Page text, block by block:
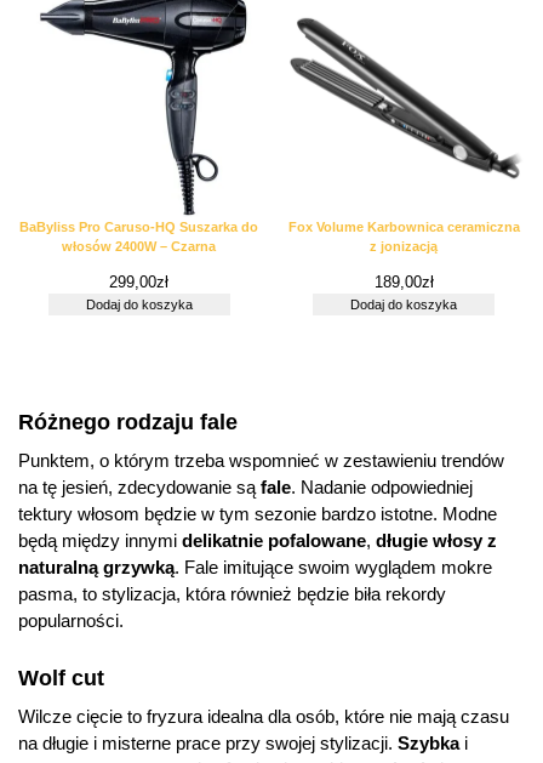
BaByliss Pro Caruso-HQ Suszarka do
włosów 2400W – Czarna
299,00zł
Dodaj do koszyka
Fox Volume Karbownica ceramiczna
z jonizacją
189,00zł
Dodaj do koszyka
Różnego rodzaju fale
Punktem, o którym trzeba wspomnieć w zestawieniu trendów
na tę jesień, zdecydowanie sąfale. Nadanie odpowiedniej
tektury włosom będzie w tym sezonie bardzo istotne. Modne
będą między innymi delikatnie pofalowane, długie włosy z
naturalną grzywką. Fale imitujące swoim wyglądem mokre
pasma, to stylizacja, która również będzie biła rekordy
popularności.
Wolf cut
Wilcze cięcie to fryzura idealna dla osób, które nie mają czasu
na długie i misterne prace przy swojej stylizacji. Szybka i